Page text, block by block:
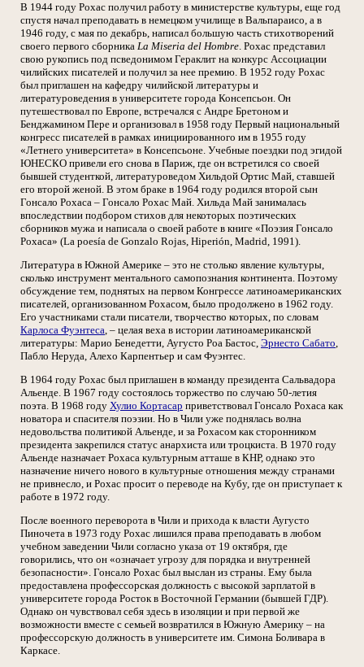
В 1944 году Рохас получил работу в министерстве культуры, еще год
спустя начал преподавать в немецком училище в Вальпараисо, а в
1946 году, с мая по декабрь, написал большую часть стихотворений
своего первого сборника La Miseria del Hombre. Рохас представил
свою рукопись под псведонимом Гераклит на конкурс Ассоциации
чилийских писателей и получил за нее премию. В 1952 году Рохас
был приглашен на кафедру чилийской литературы и
литературоведения в университете города Консепсьон. Он
путешествовал по Европе, встречался с Андре Бретоном и
Бенджамином Пере и организовал в 1958 году Первый национальный
конгресс писателей в рамках инициированного им в 1955 году
«Летнего университета» в Консепсьоне. Учебные поездки под эгидой
ЮНЕСКО привели его снова в Париж, где он встретился со своей
бывшей студенткой, литературоведом Хильдой Ортис Май, ставшей
его второй женой. В этом браке в 1964 году родился второй сын
Гонсало Рохаса – Гонсало Рохас Май. Хильда Май занималась
впоследствии подбором стихов для некоторых поэтических
сборников мужа и написала о своей работе в книге «Поэзия Гонсало
Рохаса» (La poesía de Gonzalo Rojas, Hiperión, Madrid, 1991).
Литература в Южной Америке – это не столько явление культуры,
сколько инструмент ментального самопознания континента. Поэтому
обсуждение тем, поднятых на первом Конгрессе латиноамериканских
писателей, организованном Рохасом, было продолжено в 1962 году.
Его участниками стали писатели, творчество которых, по словам
Карлоса Фуэнтеса, – целая веха в истории латиноамериканской
литературы: Марио Бенедетти, Аугусто Роа Бастос, Эрнесто Сабато,
Пабло Неруда, Алехо Карпентьер и сам Фуэнтес.
В 1964 году Рохас был приглашен в команду президента Сальвадора
Альенде. В 1967 году состоялось торжество по случаю 50-летия
поэта. В 1968 году Хулио Кортасар приветствовал Гонсало Рохаса как
новатора и спасителя поэзии. Но в Чили уже поднялась волна
недовольства политикой Альенде, и за Рохасом как сторонником
президента закрепился статус анархиста или троцкиста. В 1970 году
Альенде назначает Рохаса культурным атташе в КНР, однако это
назначение ничего нового в культурные отношения между странами
не привнесло, и Рохас просит о переводе на Кубу, где он приступает к
работе в 1972 году.
После военного переворота в Чили и прихода к власти Аугусто
Пиночета в 1973 году Рохас лишился права преподавать в любом
учебном заведении Чили согласно указа от 19 октября, где
говорились, что он «означает угрозу для порядка и внутренней
безопасности». Гонсало Рохас был выслан из страны. Ему была
предоставлена профессорская должность с высокой зарплатой в
университете города Росток в Восточной Германии (бывшей ГДР).
Однако он чувствовал себя здесь в изоляции и при первой же
возможности вместе с семьей возвратился в Южную Америку – на
профессорскую должность в университете им. Симона Боливара в
Каркасе.